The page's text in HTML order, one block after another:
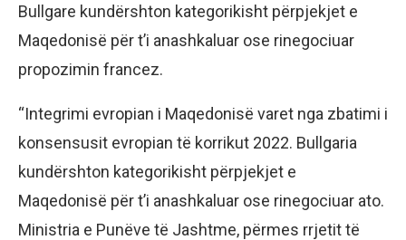
Bullgare kundërshton kategorikisht përpjekjet e
Maqedonisë për t’i anashkaluar ose rinegociuar
propozimin francez.
“Integrimi evropian i Maqedonisë varet nga zbatimi i
konsensusit evropian të korrikut 2022. Bullgaria
kundërshton kategorikisht përpjekjet e
Maqedonisë për t’i anashkaluar ose rinegociuar ato.
Ministria e Punëve të Jashtme, përmes rrjetit të